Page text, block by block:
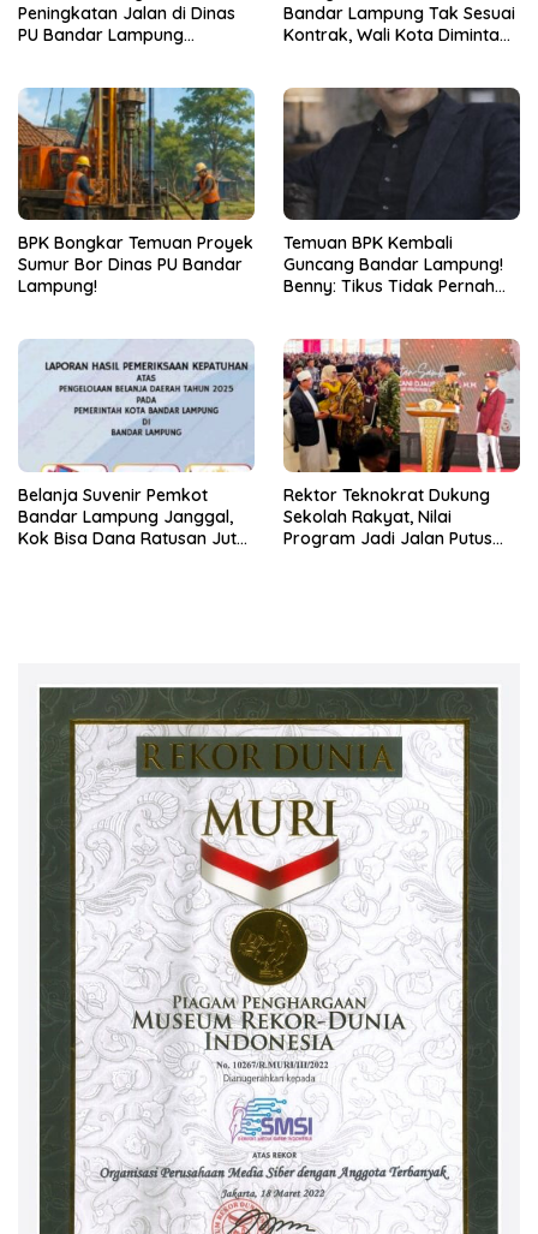
Peningkatan Jalan di Dinas
PU Bandar Lampung
Bandar Lampung Tak Sesuai
Kontrak, Wali Kota Diminta
BPK Bongkar Temuan Proyek
Sumur Bor Dinas PU Bandar
Lampung!
Temuan BPK Kembali
Guncang Bandar Lampung!
Benny: Tikus Tidak Pernah
Belanja Suvenir Pemkot
Bandar Lampung Janggal,
Kok Bisa Dana Ratusan Juta
Rektor Teknokrat Dukung
Sekolah Rakyat, Nilai
Program Jadi Jalan Putus